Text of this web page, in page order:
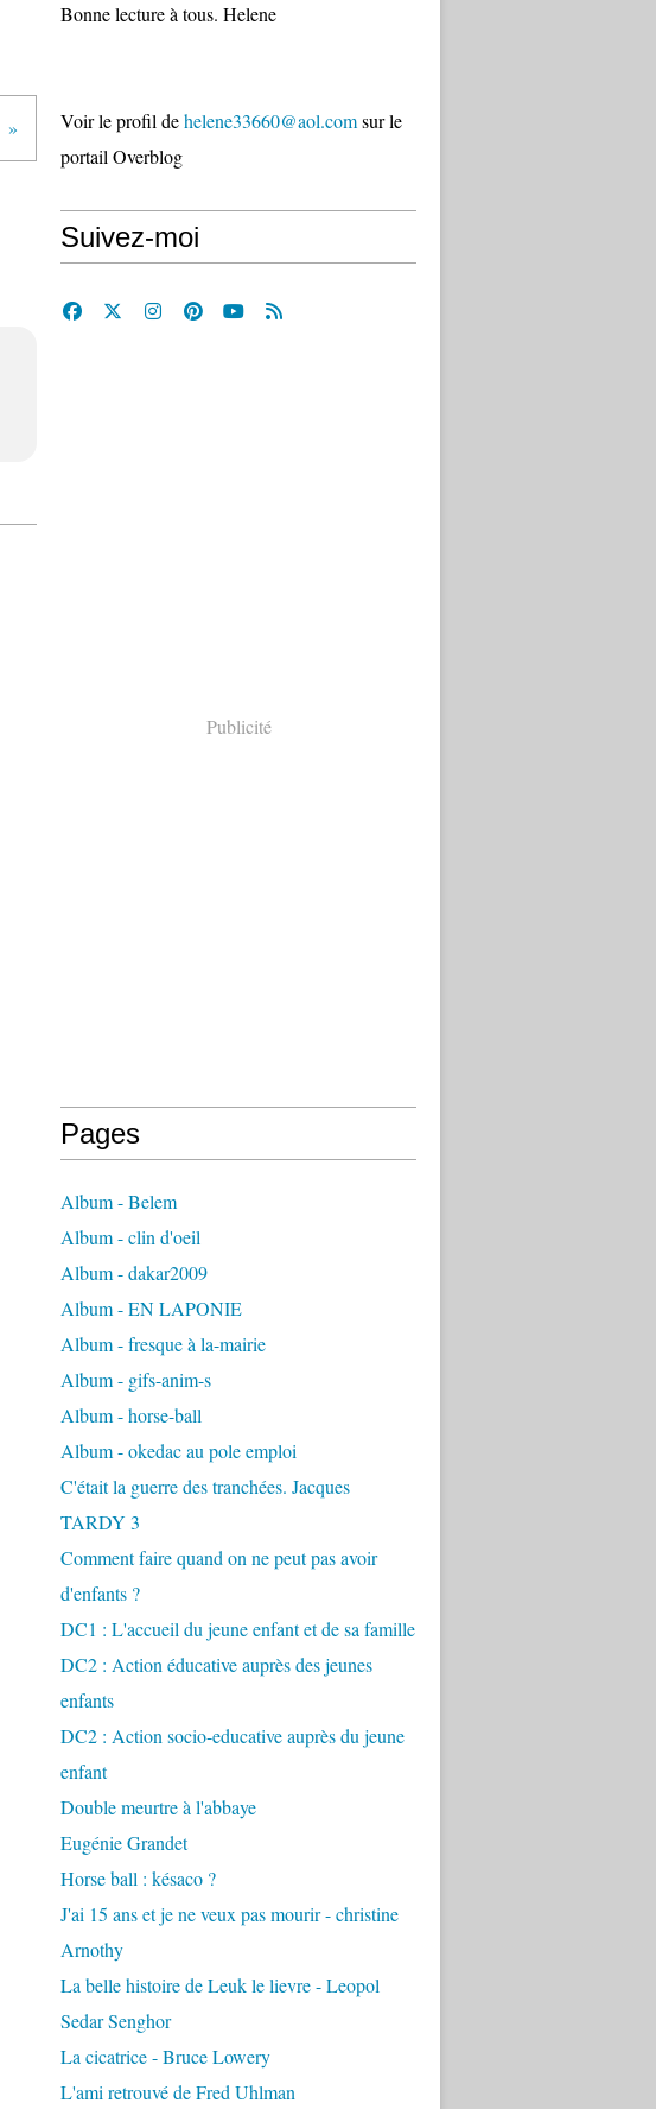
Bonne lecture à tous. Helene
Voir le profil dehelene33660@aol.comsur le
portail Overblog
Suivez-moi
Publicité
Pages
Album - Belem
Album - clin d'oeil
Album - dakar2009
Album - EN LAPONIE
Album - fresque à la-mairie
Album - gifs-anim-s
Album - horse-ball
Album - okedac au pole emploi
C'était la guerre des tranchées. Jacques
TARDY 3
Comment faire quand on ne peut pas avoir
d'enfants ?
DC1 : L'accueil du jeune enfant et de sa famille
DC2 : Action éducative auprès des jeunes
enfants
DC2 : Action socio-educative auprès du jeune
enfant
Double meurtre à l'abbaye
Eugénie Grandet
Horse ball : késaco ?
J'ai 15 ans et je ne veux pas mourir - christine
Arnothy
La belle histoire de Leuk le lievre - Leopol
Sedar Senghor
La cicatrice - Bruce Lowery
L'ami retrouvé de Fred Uhlman